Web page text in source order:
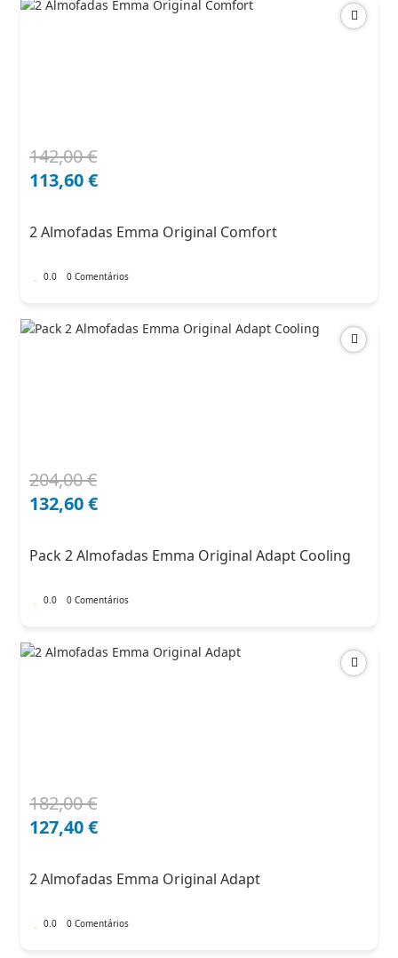
142,00€
O
preço
142,00 €.
113,60€
O
preço
113,60 €.
2 Almofadas Emma Original Comfort
0.0 0 Comentários
204,00€
O
preço
204,00 €.
132,60€
O
preço
132,60 €.
Pack 2 Almofadas Emma Original Adapt Cooling
0.0 0 Comentários
182,00€
O
preço
182,00 €.
127,40€
O
preço
127,40 €.
2 Almofadas Emma Original Adapt
0.0 0 Comentários